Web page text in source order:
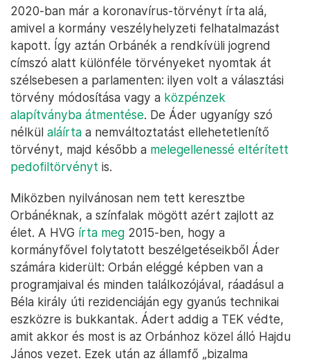
2020-ban már a koronavírus-törvényt írta alá,
amivel a kormány veszélyhelyzeti felhatalmazást
kapott. Így aztán Orbánék a rendkívüli jogrend
címszó alatt különféle törvényeket nyomtak át
szélsebesen a parlamenten: ilyen volt a választási
törvény módosítása vagy a közpénzek
alapítványba átmentése. De Áder ugyanígy szó
nélkül aláírta a nemváltoztatást ellehetetlenítő
törvényt, majd később a melegellenessé eltérített
pedofiltörvényt is.
Miközben nyilvánosan nem tett keresztbe
Orbánéknak, a színfalak mögött azért zajlott az
élet. A HVG írta meg 2015-ben, hogy a
kormányfővel folytatott beszélgetéseikből Áder
számára kiderült: Orbán eléggé képben van a
programjaival és minden találkozójával, ráadásul a
Béla király úti rezidenciáján egy gyanús technikai
eszközre is bukkantak. Ádert addig a TEK védte,
amit akkor és most is az Orbánhoz közel álló Hajdu
János vezet. Ezek után az államfő „bizalma